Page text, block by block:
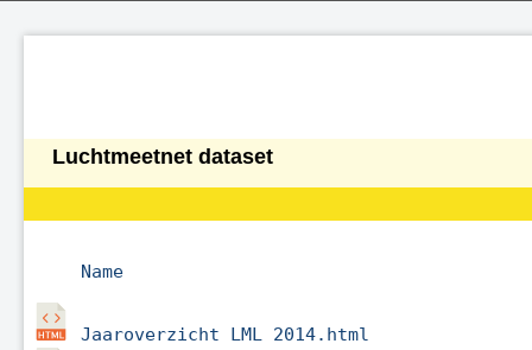
Luchtmeetnet dataset
Name
Jaaroverzicht LML 2014.html